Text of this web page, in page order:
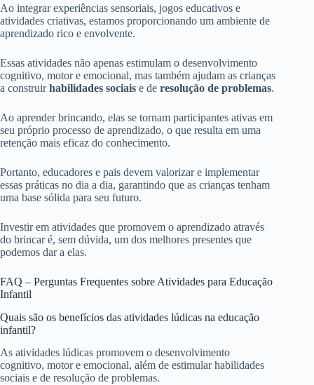
Ao integrar experiências sensoriais, jogos educativos e
atividades criativas, estamos proporcionando um ambiente de
aprendizado rico e envolvente.
Essas atividades não apenas estimulam o desenvolvimento
cognitivo, motor e emocional, mas também ajudam as crianças
a construirhabilidades sociais e de resolução de problemas.
Ao aprender brincando, elas se tornam participantes ativas em
seu próprio processo de aprendizado, o que resulta em uma
retenção mais eficaz do conhecimento.
Portanto, educadores e pais devem valorizar e implementar
essas práticas no dia a dia, garantindo que as crianças tenham
uma base sólida para seu futuro.
Investir em atividades que promovem o aprendizado através
do brincar é, sem dúvida, um dos melhores presentes que
podemos dar a elas.
FAQ – Perguntas Frequentes sobre Atividades para Educação
Infantil
Quais são os benefícios das atividades lúdicas na educação
infantil?
As atividades lúdicas promovem o desenvolvimento
cognitivo, motor e emocional, além de estimular habilidades
sociais e de resolução de problemas.